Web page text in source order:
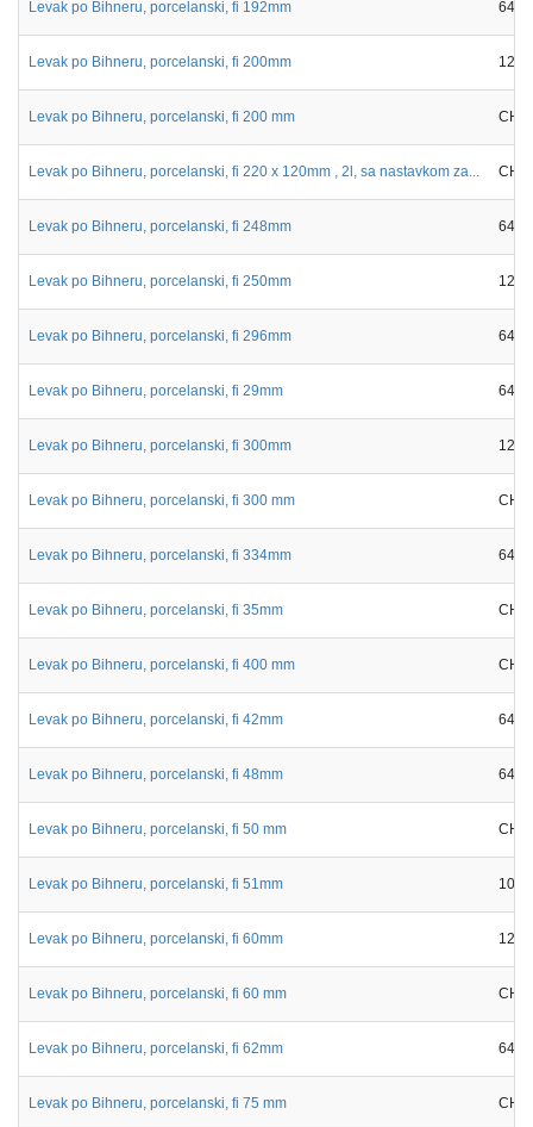
Levak po Bihneru, porcelanski, fi 192mm
Levak po Bihneru, porcelanski, fi 200mm 12-
Levak po Bihneru, porcelanski, fi 200 mm
Levak po Bihneru, porcelanski, fi 220 x 120mm , 2l, sa nastavkom za...
Levak po Bihneru, porcelanski, fi 248mm
Levak po Bihneru, porcelanski, fi 250mm 12-
Levak po Bihneru, porcelanski, fi 296mm
Levak po Bihneru, porcelanski, fi 29mm
Levak po Bihneru, porcelanski, fi 300mm 12-
Levak po Bihneru, porcelanski, fi 300 mm
Levak po Bihneru, porcelanski, fi 334mm
Levak po Bihneru, porcelanski, fi 35mm
Levak po Bihneru, porcelanski, fi 400 mm
Levak po Bihneru, porcelanski, fi 42mm
Levak po Bihneru, porcelanski, fi 48mm
Levak po Bihneru, porcelanski, fi 50 mm
Levak po Bihneru, porcelanski, fi 51mm
Levak po Bihneru, porcelanski, fi 60mm 12-
Levak po Bihneru, porcelanski, fi 60 mm
Levak po Bihneru, porcelanski, fi 62mm
Levak po Bihneru, porcelanski, fi 75 mm